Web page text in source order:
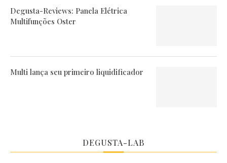
Degusta-Reviews: Panela Elétrica
Multifunções Oster
Multi lança seu primeiro liquidificador
DEGUSTA-LAB